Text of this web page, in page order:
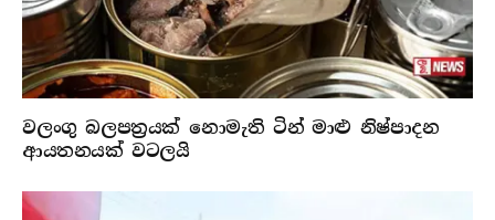
වලංගු බලපත්‍රයක් නොමැති ටින් මාළු නිෂ්පාදන
ආයතනයක් වටලයි